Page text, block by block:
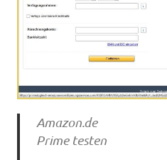
Amazon.de
Prime testen